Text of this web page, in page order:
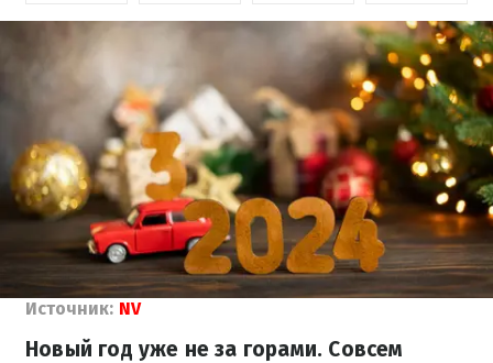
Источник: NV
Новый год уже не за горами. Совсем